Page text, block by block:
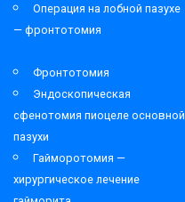
Операция на лобной пазухе
— фронтотомия
Фронтотомия
Эндоскопическая
сфенотомия пиоцеле основной
пазухи
Гайморотомия —
хирургическое лечение